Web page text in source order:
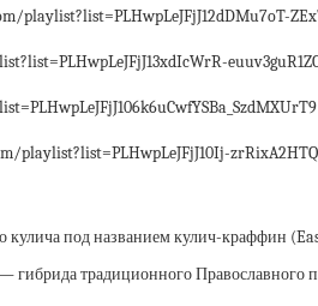
playlist?list=PLHwpLeJFjJ12dDMu7oT-
кулича под названием кулич-краффин
традиционного